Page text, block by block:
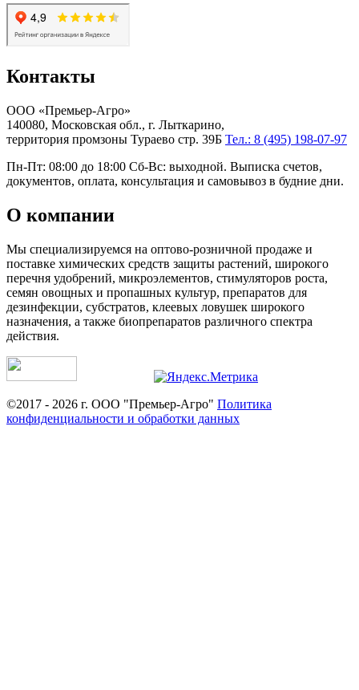
Контакты
ООО «Премьер-Агро»
140080, Московская обл., г. Лыткарино,
территория промзоны Тураево стр. 39Б Тел.: 8 (495) 198-07-97
Пн-Пт: 08:00 до 18:00 Сб-Вс: выходной. Выписка счетов,
документов, оплата, консультация и самовывоз в будние дни.
О компании
Мы специализируемся на оптово-розничной продаже и
поставке химических средств защиты растений, широкого
перечня удобрений, микроэлементов, стимуляторов роста,
семян овощных и пропашных культур, препаратов для
дезинфекции, субстратов, клеевых ловушек широкого
назначения, а также биопрепаратов различного спектра
действия.
©2017 - 2026 г. ООО "Премьер-Агро" Политика
конфиденциальности и обработки данных